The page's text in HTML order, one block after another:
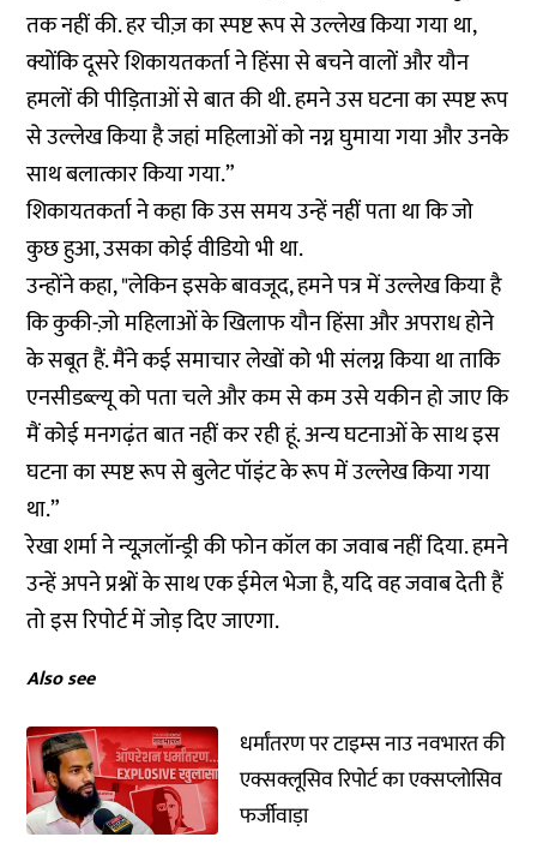
तक नहीं की. हर चीज़ का स्पष्ट रूप से उल्लेख किया गया था,
क्योंकि दूसरे शिकायतकर्ता ने हिंसा से बचने वालों और यौन
हमलों की पीड़िताओं से बात की थी. हमने उस घटना का स्पष्ट रूप
से उल्लेख किया है जहां महिलाओं को नग्न घुमाया गया और उनके
साथ बलात्कार किया गया.”
शिकायतकर्ता ने कहा कि उस समय उन्हें नहीं पता था कि जो
कुछ हुआ, उसका कोई वीडियो भी था.
उन्होंने कहा, "लेकिन इसके बावजूद, हमने पत्र में उल्लेख किया है
कि कुकी-ज़ो महिलाओं के खिलाफ यौन हिंसा और अपराध होने
के सबूत हैं. मैंने कई समाचार लेखों को भी संलग्न किया था ताकि
एनसीडब्ल्यू को पता चले और कम से कम उसे यकीन हो जाए कि
मैं कोई मनगढ़ंत बात नहीं कर रही हूं. अन्य घटनाओं के साथ इस
घटना का स्पष्ट रूप से बुलेट पॉइंट के रूप में उल्लेख किया गया
था.”
रेखा शर्मा ने न्यूज़लॉन्ड्री की फोन कॉल का जवाब नहीं दिया. हमने
उन्हें अपने प्रश्नों के साथ एक ईमेल भेजा है, यदि वह जवाब देती हैं
तो इस रिपोर्ट में जोड़ दिए जाएगा.
Also see
धर्मांतरण पर टाइम्स नाउ नवभारत की
एक्सक्लूसिव रिपोर्ट का एक्सप्लोसिव
फर्जीवाड़ा